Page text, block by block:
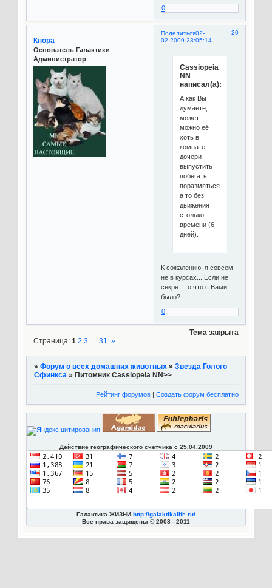
0
Поделиться 20
02-
02-2009 23:05:14
Кнора
Основатель Галактики
Администратор
Cassiopeia
NN
написал(а):
А как Вы
думаете,
может
можно её
хоть в
комнате
дочери
выпустить
побегать,
поразмяться,
а то без
движения
столько
времени (6
дней).
К сожалению, я совсем
не в курсах... Если не
секрет, то что с Вами
было?
0
Тема закрыта
Страница: 1 2 3 … 31 »
» Форум о всех домашних животных » Звезда Голого
Сфинкса » Питомник Cassiopeia NN>>
Рейтинг форумов |Создать форум бесплатно
Действие географического счетчика с 25.04.2009
Галактика ЖИЗНИ http://galaktikalife.ru/
Все права защищены © 2008 - 2011